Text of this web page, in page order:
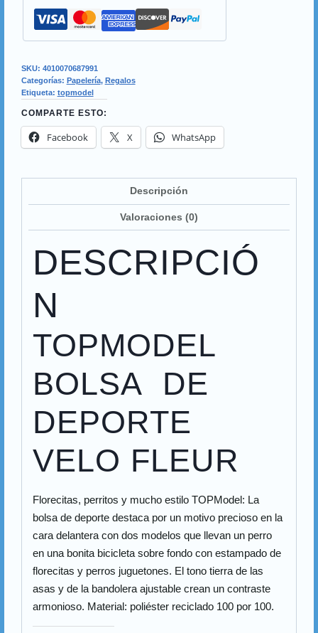
SKU: 4010070687991
Categorías: Papelería, Regalos
Etiqueta: topmodel
COMPARTE ESTO:
Facebook X WhatsApp
Descripción
Valoraciones (0)
DESCRIPCIÓ
N
TOPMODEL
BOLSA DE
DEPORTE
VELO FLEUR
Florecitas, perritos y mucho estilo TOPModel: La
bolsa de deporte destaca por un motivo precioso en la
cara delantera con dos modelos que llevan un perro
en una bonita bicicleta sobre fondo con estampado de
florecitas y perros juguetones. El tono tierra de las
asas y de la bandolera ajustable crean un contraste
armonioso. Material: poliéster reciclado 100 por 100.